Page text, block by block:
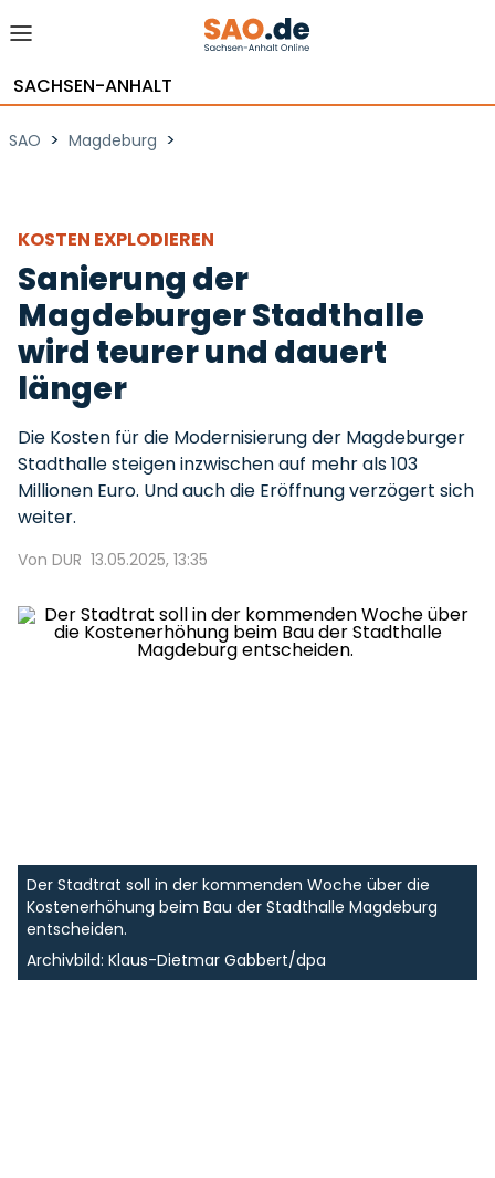
SACHSEN-ANHALT
SAO > Magdeburg >
KOSTEN EXPLODIEREN
Sanierung der
Magdeburger Stadthalle
wird teurer und dauert
länger
Die Kosten für die Modernisierung der Magdeburger
Stadthalle steigen inzwischen auf mehr als 103
Millionen Euro. Und auch die Eröffnung verzögert sich
weiter.
Von DUR 13.05.2025, 13:35
Der Stadtrat soll in der kommenden Woche über die
Kostenerhöhung beim Bau der Stadthalle Magdeburg
entscheiden.
Archivbild: Klaus-Dietmar Gabbert/dpa